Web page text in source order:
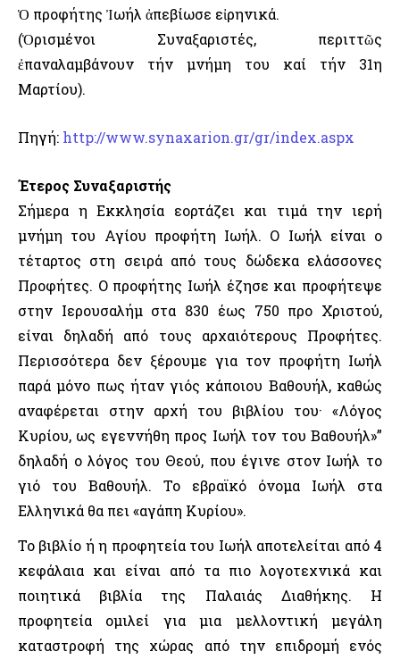
Ὁ προφήτης Ἰωήλ ἀπεβίωσε εἰρηνικά.
(Ὁρισμένοι Συναξαριστές, περιττῶς
ἐπαναλαμβάνουν τήν μνήμη του καί τήν 31η
Μαρτίου).
Πηγή: http://www.synaxarion.gr/gr/index.aspx
Έτερος Συναξαριστής
Σήμερα η Εκκλησία εορτάζει και τιμά την ιερή
μνήμη του Αγίου προφήτη Ιωήλ. Ο Ιωήλ είναι ο
τέταρτος στη σειρά από τους δώδεκα ελάσσονες
Προφήτες. Ο προφήτης Ιωήλ έζησε και προφήτεψε
στην Ιερουσαλήμ στα 830 έως 750 προ Χριστού,
είναι δηλαδή από τους αρχαιότερους Προφήτες.
Περισσότερα δεν ξέρουμε για τον προφήτη Ιωήλ
παρά μόνο πως ήταν γιός κάποιου Βαθουήλ, καθώς
αναφέρεται στην αρχή του βιβλίου του· «Λόγος
Κυρίου, ως εγεννήθη προς Ιωήλ τον του Βαθουήλ»”
δηλαδή ο λόγος του Θεού, που έγινε στον Ιωήλ το
γιό του Βαθουήλ. Το εβραϊκό όνομα Ιωήλ στα
Ελληνικά θα πει «αγάπη Κυρίου».
Το βιβλίο ή η προφητεία του Ιωήλ αποτελείται από 4
κεφάλαια και είναι από τα πιο λογοτεχνικά και
ποιητικά βιβλία της Παλαιάς Διαθήκης. Η
προφητεία ομιλεί για μια μελλοντική μεγάλη
καταστροφή της χώρας από την επιδρομή ενός